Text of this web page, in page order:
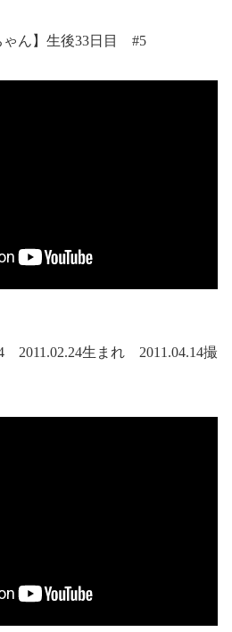
ゃん】生後33日目 #5
2011.02.24生まれ 2011.04.14撮